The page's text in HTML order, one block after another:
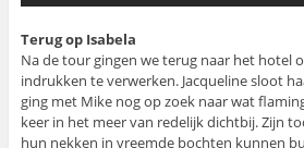
Terug op Isabela
Na de tour gingen we terug naar het hotel
indrukken te verwerken. Jacqueline sloot
ging met Mike nog op zoek naar wat
keer in het meer van redelijk dichtbij. Zijn
hun nekken in vreemde bochten kunnen